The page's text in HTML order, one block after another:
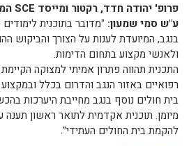
פרופ' יהודה חדד, רקטור ומייסד SCE
ע"ש סמי שמעון: "מדובר בתוכנית
בנגב, המיועדת לענות על הצורך והביקוש
ולאנשי מקצוע בתחום הדימות.
התכנית תהווה פתרון אמיתי למצוקה
רפואיים באזור הנגב והדרום בכלל
בית חולים נוסף בנגב מחייבת היערכות
מיומן. תוכנית אקדמית לתואר ראשון
להקמת בית החולים העתידי".